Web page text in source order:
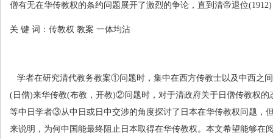
僧有无在华传教权的条约问题展开了激烈的争论，直到清帝退位(1912)
关 键 词：传教权 教案 一体均沾
学者在研究清代教务教案①问题时，集中在西方传教士以及中西之
( 日僧)来华传教(布教，开教)②问题时，对于清政府关于日僧传教权的
等中日学者③从中日或日中交涉的角度探讨了日本在华传教权问题，
来说明，为何中国能最终阻止日本取得在华传教权。本文希望能够在